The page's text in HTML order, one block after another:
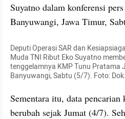
Suyatno dalam konferensi
Banyuwangi, Jawa Timur,
Deputi Operasi SAR dan
Muda TNI Ribut Eko Suyatno
tenggelamnya KMP Tunu Pratama
Banyuwangi, Sabtu (5/7). Foto:
Sementara itu, data
berubah sejak Jumat (4/7).